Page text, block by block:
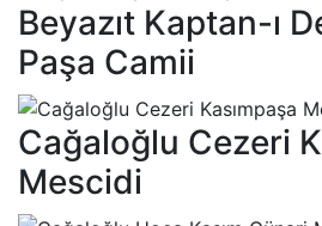
Beyazıt Kaptan-ı
Paşa Camii
Cağaloğlu Cezeri
Mescidi